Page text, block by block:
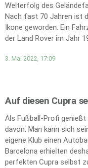
Welterfolg des
Nach fast 70 Jahren ist
Ikone geworden. Ein
der Land Rover im Jahr
3. Mai 2022, 17:09
Auf diesen Cupra
Als Fußball-Profi genießt
davon: Man kann sich
eigene Klub einen
Barcelona erhielten
perfekten Cupra selbst